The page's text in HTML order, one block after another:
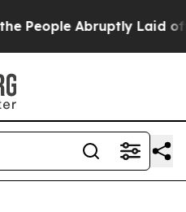
Abruptly Laid off